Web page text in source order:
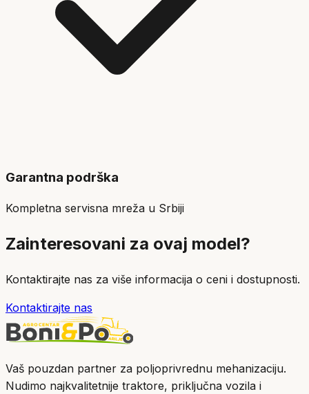
Garantna podrška
Kompletna servisna mreža u Srbiji
Zainteresovani za ovaj model?
Kontaktirajte nas za više informacija o ceni i dostupnosti.
Kontaktirajte nas
Vaš pouzdan partner za poljoprivrednu mehanizaciju.
Nudimo najkvalitetnije traktore, priključna vozila i